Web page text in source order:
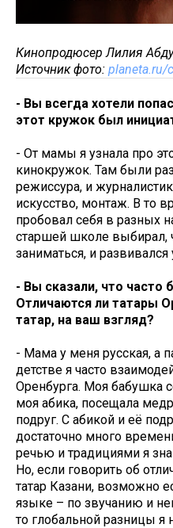
Кинопродюсер Лилия
Источник фото: planeta.ru/
- Вы всегда хотели
этот кружок был
- От мамы я узнала про
кинокружок. Там были
режиссура, и
искусство, монтаж. В то
пробовал себя в разных
старшей школе выбирал,
заниматься, и
- Вы сказали, что часто
Отличаются ли татары
татар, на ваш взгляд?
- Мама у меня русская, а
детстве я часто
Оренбурга. Моя бабушка
моя абика, посещала
подруг. С абикой и её
достаточно много
речью и традициями я
Но, если говорить об
татар Казани, возможно
языке – по звучанию и
то глобальной разницы я